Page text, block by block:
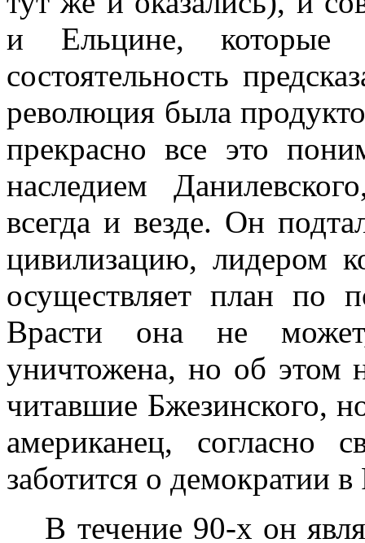
и Ельцине, которые
состоятельность
революция была
прекрасно все это
наследием
всегда и везде. Он
цивилизацию, лидером
осуществляет план по
Врасти она не
уничтожена, но об этом
читавшие Бжезинского,
американец, согласно
заботится о демократии
В течение 90-х он